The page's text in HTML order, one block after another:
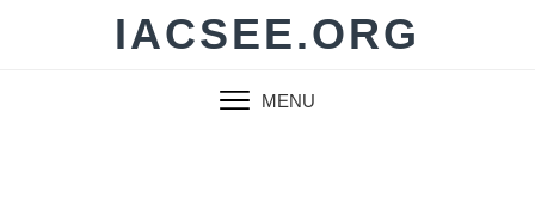
IACSEE.ORG
MENU